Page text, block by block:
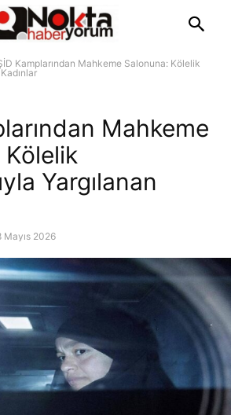
Kamplarından Mahkeme Salonuna: Kölelik
Mahkeme
Yargılanan
Mayıs 2026